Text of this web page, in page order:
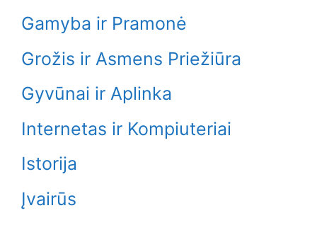
Gamyba ir Pramonė
Grožis ir Asmens Priežiūra
Gyvūnai ir Aplinka
Internetas ir Kompiuteriai
Istorija
Įvairūs